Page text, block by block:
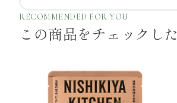
RECOMMENDED FOR YOU
この商品をチェックした